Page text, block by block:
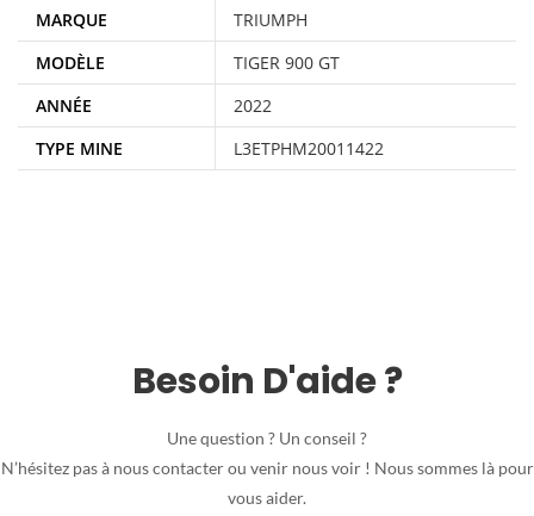
MARQUE
TRIUMPH
MODÈLE
TIGER 900 GT
ANNÉE
2022
TYPE MINE
L3ETPHM20011422
Besoin D'aide ?
Une question ? Un conseil ?
N’hésitez pas à nous contacter ou venir nous voir ! Nous sommes là pour
vous aider.